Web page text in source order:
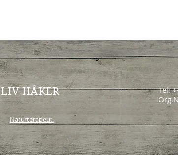
LIV HÅKER
Naturterapeut.
Tel: